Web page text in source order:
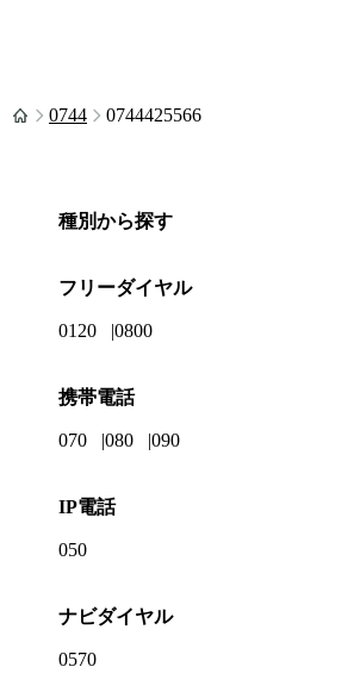
0744 0744425566
種別から探す
フリーダイヤル
0120 0800
携帯電話
070 080 090
IP電話
050
ナビダイヤル
0570